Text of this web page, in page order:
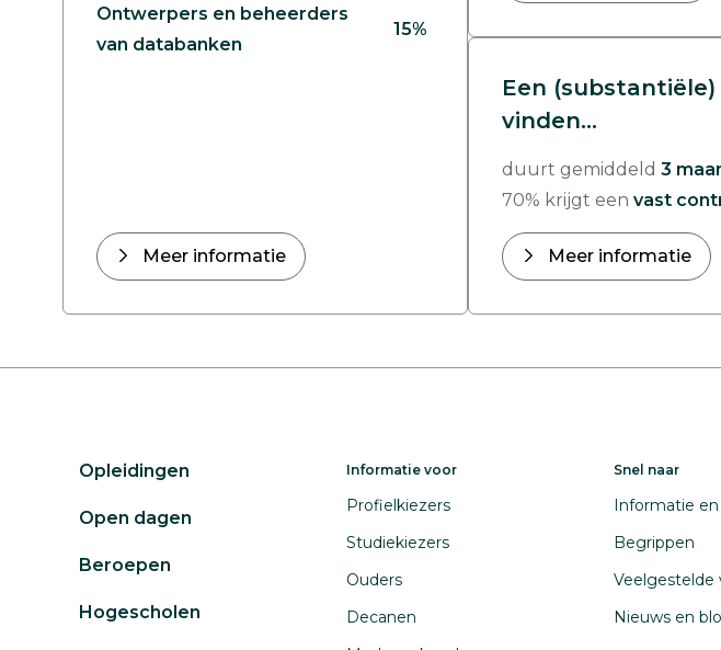
Ontwerpers en beheerders
van databanken
15%
Meer informatie
Een (substantiële)
vinden...
duurt gemiddeld 3
70% krijgt een vast
Meer informatie
Opleidingen
Open dagen
Beroepen
Hogescholen
Informatie voor
Profielkiezers
Studiekiezers
Ouders
Decanen
Snel naar
Informatie
Begrippen
Veelgestelde
Nieuws en